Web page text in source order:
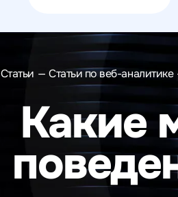
Разработка сайтов
Разработка прототипов
Разработка контента
Реклама у блогеров
Веб-аналитика
Статьи — Статьи по веб-аналитике
Какие